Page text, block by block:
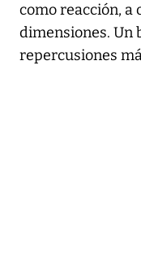
como reacción, a
dimensiones. Un
repercusiones